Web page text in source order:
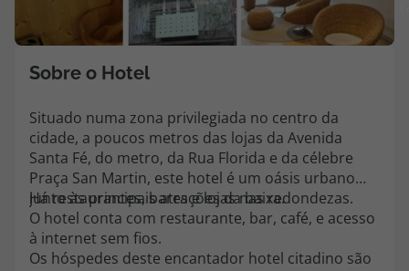
Apoio ao cliente em Portugal
218 925 471
218 925 471
Custo de uma chamada para a rede fixa nacional.
A sua agência de viagens Top Atlântico tem a preocupação de estar
sempre mais perto de si, para maior comodidade e total facilidade
na marcação das suas viagens, tem ainda ao seu dispor o nosso call
center a funcionar todos os dias úteis das 10:00 às 20:00 e Sábado
das 10:00 às 14:00.
Sobre o Hotel
Situado numa zona privilegiada no centro da
cidade, a poucos metros das lojas da Avenida
Santa Fé, do metro, da Rua Florida e da célebre
Praça San Martin, este hotel é um oásis urbano
junto às principais atrações da baixa.
Há restaurantes, bares e lojas nas redondezas.
O hotel conta com restaurante, bar, café, e acesso
à internet sem fios.
Os hóspedes deste encantador hotel citadino são